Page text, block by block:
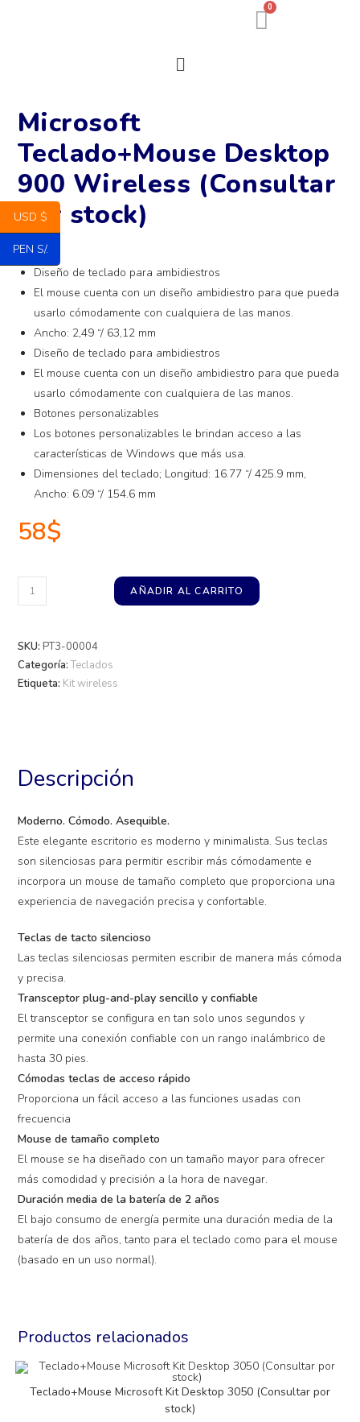
0
Microsoft
Teclado+Mouse Desktop
900 Wireless (Consultar
por stock)
Diseño de teclado para ambidiestros
El mouse cuenta con un diseño ambidiestro para que pueda
usarlo cómodamente con cualquiera de las manos.
Ancho: 2,49 “/ 63,12 mm
Diseño de teclado para ambidiestros
El mouse cuenta con un diseño ambidiestro para que pueda
usarlo cómodamente con cualquiera de las manos.
Botones personalizables
Los botones personalizables le brindan acceso a las
características de Windows que más usa.
Dimensiones del teclado; Longitud: 16.77 “/ 425.9 mm,
Ancho: 6.09 “/ 154.6 mm
58$
AÑADIR AL CARRITO
SKU: PT3-00004
Categoría:Teclados
Etiqueta: Kit wireless
Descripción
Moderno. Cómodo. Asequible.
Este elegante escritorio es moderno y minimalista. Sus teclas
son silenciosas para permitir escribir más cómodamente e
incorpora un mouse de tamaño completo que proporciona una
experiencia de navegación precisa y confortable.
Teclas de tacto silencioso
Las teclas silenciosas permiten escribir de manera más cómoda
y precisa.
Transceptor plug-and-play sencillo y confiable
El transceptor se configura en tan solo unos segundos y
permite una conexión confiable con un rango inalámbrico de
hasta 30 pies.
Cómodas teclas de acceso rápido
Proporciona un fácil acceso a las funciones usadas con
frecuencia
Mouse de tamaño completo
El mouse se ha diseñado con un tamaño mayor para ofrecer
más comodidad y precisión a la hora de navegar.
Duración media de la batería de 2 años
El bajo consumo de energía permite una duración media de la
batería de dos años, tanto para el teclado como para el mouse
(basado en un uso normal).
Productos relacionados
Teclado+Mouse Microsoft Kit Desktop 3050 (Consultar por
stock)
USD $
PEN S/.